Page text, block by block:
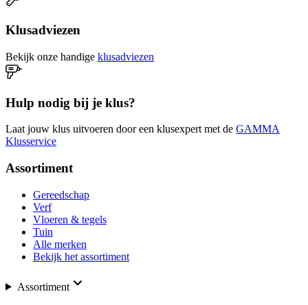
Klusadviezen
Bekijk onze handige klusadviezen
Hulp nodig bij je klus?
Laat jouw klus uitvoeren door een klusexpert met de GAMMA
Klusservice
Assortiment
Gereedschap
Verf
Vloeren & tegels
Tuin
Alle merken
Bekijk het assortiment
Assortiment